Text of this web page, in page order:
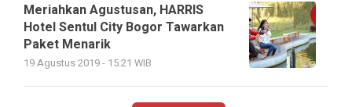
Meriahkan Agustusan, HARRIS
Hotel Sentul City Bogor Tawarkan
Paket Menarik
19 Agustus 2019 - 15:21 WIB